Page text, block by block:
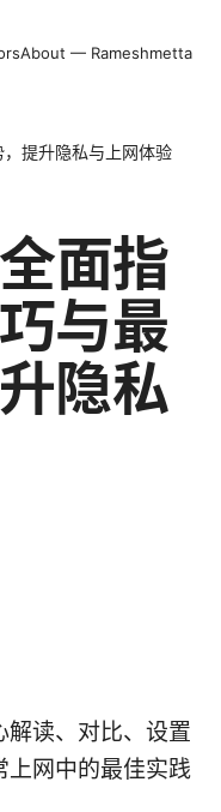
About — Rameshmetta
提升隐私与上网体验
面指
与最
隐私
读、对比、设置
上网中的最佳实践